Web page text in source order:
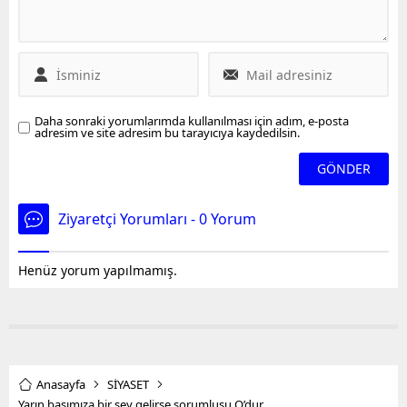
köprüleri atması,
İttifakı ile işbirliğine
gidebileceği yorumlarına
Daha sonraki yorumlarımda kullanılması için adım, e-posta
adresim ve site adresim bu tarayıcıya kaydedilsin.
Ziyaretçi Yorumları - 0 Yorum
Henüz yorum yapılmamış.
Anasayfa
SİYASET